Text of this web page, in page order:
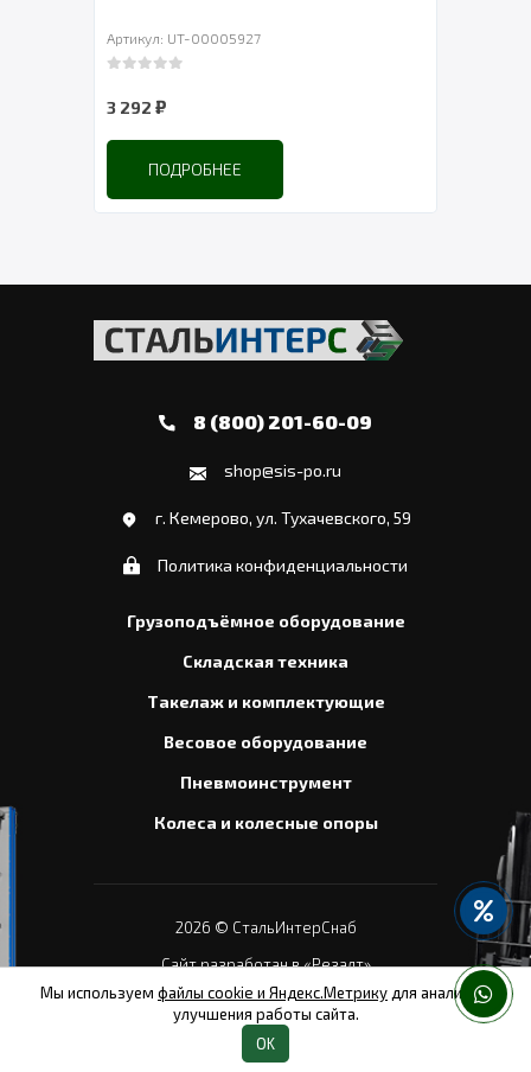
Артикул: UT-00005927
3 292 ₽
ПОДРОБНЕЕ
8 (800) 201-60-09
shop@sis-po.ru
г. Кемерово, ул. Тухачевского, 59
Политика конфиденциальности
Грузоподъёмное оборудование
Складская техника
Такелаж и комплектующие
Весовое оборудование
Пневмоинструмент
Колеса и колесные опоры
2026 © СтальИнтерСнаб
Сайт разработан в «Резалт»
Мы используем файлы cookie и Яндекс.Метрику для анализа и
улучшения работы сайта.
OK